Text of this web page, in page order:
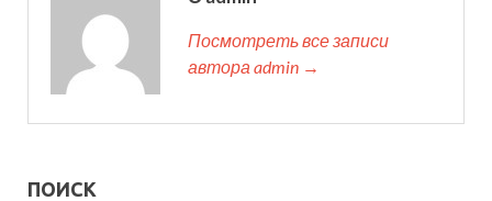
Посмотреть все записи
автора admin →
ПОИСК